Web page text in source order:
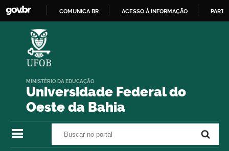
COMUNICA BR ACESSO À INFORMAÇÃO
Universidade Federal do
Oeste da Bahia
MINISTÉRIO DA EDUCAÇÃO